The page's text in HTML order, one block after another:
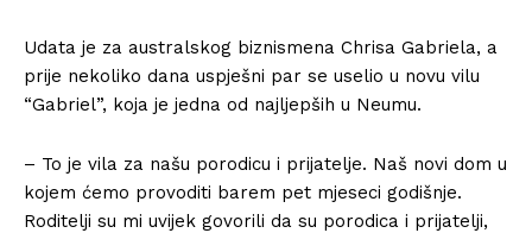
Udata je za australskog biznismena Chrisa Gabriela, a
prije nekoliko dana uspješni par se uselio u novu vilu
“Gabriel”, koja je jedna od najljepših u Neumu.
– To je vila za našu porodicu i prijatelje. Naš novi dom u
kojem ćemo provoditi barem pet mjeseci godišnje.
Roditelji su mi uvijek govorili da su porodica i prijatelji,